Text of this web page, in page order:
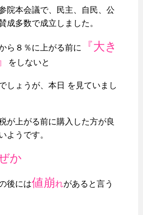
院本会議で、民主、自民、公
成多数で成立しました。
ら８％に上がる前に
『大き
をしないと
しょうが、本日 を見ていまし
が上がる前に購入した方が良
ようです。
か
後には値崩れがあると言う